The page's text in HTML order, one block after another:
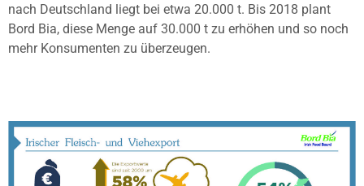
nach Deutschland liegt bei etwa 20.000 t. Bis 2018 plant
Bord Bia, diese Menge auf 30.000 t zu erhöhen und so noch
mehr Konsumenten zu überzeugen.